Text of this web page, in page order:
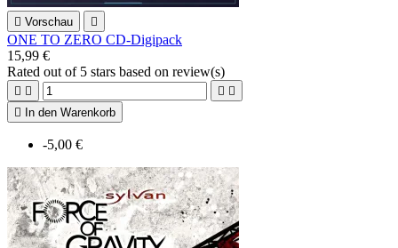
 Vorschau 
ONE TO ZERO CD-Digipack
15,99 €
Rated out of 5 stars based on review(s)
   

In den Warenkorb
-5,00 €